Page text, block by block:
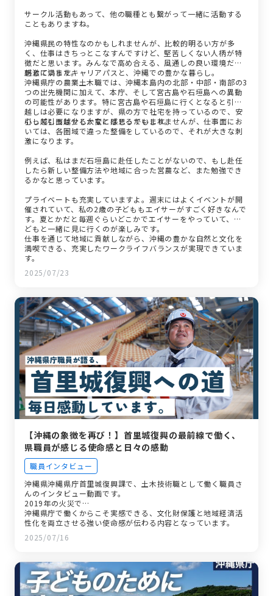
サークル活動もあって、他の職種とも繋がって一緒に活動する
こともありますね。
沖縄県民の特性なのかもしれませんが、比較的明るい方が多
く、仕事はきちっとこなすんですけど、堅苦しくない人柄が特
徴だと思います。みんなで高め合える、風通しの良い環境だと
感じています。
刺激に満ちたキャリアパスと、沖縄での豊かな暮らし。
沖縄県庁の農業土木職では、沖縄本島内の北部・中部・南部の3
つの出先機関に加えて、本庁、そして宮古島や石垣島への異動
の可能性があります。特に宮古島や石垣島に行くとなると引っ
越しは必要になりますが、県の方で社宅を持っているので、安
心して引っ越せるかなとは思っています。
引っ越し面は少し大変に感じるかもしれませんが、仕事面にお
いては、各圏域で違った整備をしているので、それが大きな刺
激になります。
例えば、私はまだ石垣島に赴任したことがないので、もし赴任
したら新しい整備方法や地域に合った営農など、また勉強でき
るかなと思っています。
プライベートも充実していますよ。週末にはよくイベントが開
催されていて、私の2歳の子どももエイサーがすごく好きなんで
す。夏とかだと毎週ぐらいどこかでエイサーをやっていて、子
どもと一緒に見に行くのが楽しみです。
仕事を通じて地域に貢献しながら、沖縄の豊かな自然と文化を
満喫できる、充実したワークライフバランスが実現できていま
す。
2025/07/23
【沖縄の象徴を再び！】首里城復興の最前線で働く、
県職員が感じる使命感と日々の感動
職員インタビュー
沖縄県沖縄県庁首里城復興課で、土木技術職として働く職員さ
んのインタビュー動画です。
2019年の火災で…
沖縄県庁で働くからこそ実感できる、文化財保護と地域経済活
性化を両立させる強い使命感が伝わる内容となっています。
2025/07/16